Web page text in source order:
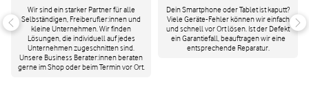
Wir sind ein starker Partner für alle
Selbständigen, Freiberufler:innen und
kleine Unternehmen. Wir finden
Lösungen, die individuell auf jedes
Unternehmen zugeschnitten sind.
Unsere Business Berater:innen beraten
gerne im Shop oder beim Termin vor Ort.
Dein Smartphone oder Tablet ist kaputt?
Viele Geräte-Fehler können wir einfach
und schnell vor Ort lösen. Ist der Defekt
ein Garantiefall, beauftragen wir eine
entsprechende Reparatur.